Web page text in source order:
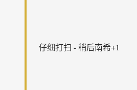
仔细打扫 - 稍后南希+1